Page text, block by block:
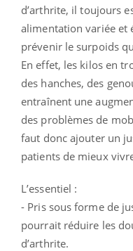
d’arthrite, il toujours
alimentation variée et
prévenir le surpoids
En effet, les kilos en
des hanches, des
entraînent une
des problèmes de
faut donc ajouter un
patients de mieux
L’essentiel :
- Pris sous forme de
pourrait réduire les
d’arthrite.